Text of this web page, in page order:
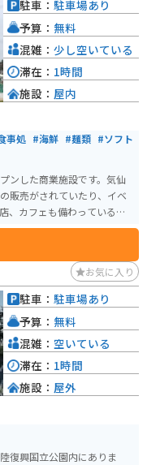
事処 #海鮮 #麺類 #ソフト
ンした商業施設です。気仙
販売がされていたり、イベ
、カフェも備わっているの
駐車： 駐車場あり
予算： 無料
混雑： 少し空いている
滞在： 1時間
施設： 屋内
お気に入り
復興国立公園内にありま
駐車： 駐車場あり
予算： 無料
混雑： 空いている
滞在： 1時間
施設： 屋外